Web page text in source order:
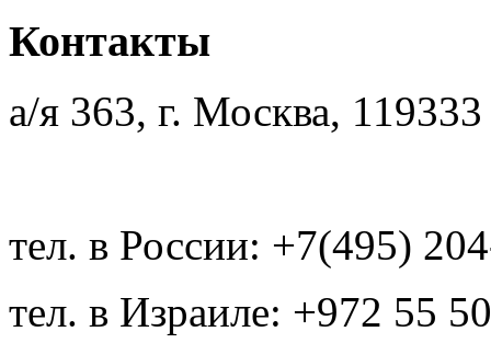
Контакты
а/я 363, г. Москва, 119333
тел. в России: +7(495)
тел. в Израиле: +972 55